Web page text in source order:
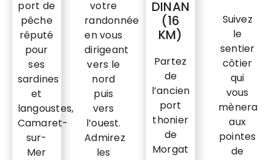
port de
pêche
réputé
pour
ses
sardines
et
langoustes,
Camaret-
sur-
Mer
votre
randonnée
en vous
dirigeant
vers le
nord
puis
vers
l’ouest.
Admirez
les
DINAN
(16
KM)
Partez
de
l’ancien
port
thonier
de
Morgat
Suivez
le
sentier
côtier
qui
vous
mènera
aux
pointes
de